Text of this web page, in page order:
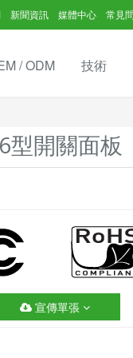
新聞資訊 媒體中心 常見
/ ODM 技術
型開關面板
宣傳單張